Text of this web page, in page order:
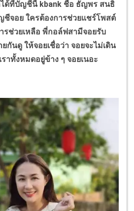
ด้ที่บัญชีนี้ kbank ชื่อ ธัญพร สนธิ
ชีจอย ใครต้องการช่วยแชร์โพสต์
รช่วยเหลือ พี่กอล์ฟสามีจอยรับ
กันดู ให้จอยเชื่อว่า จอยจะไม่เดิน
าทั้งหมดอยู่ข้าง ๆ จอยเนอะ